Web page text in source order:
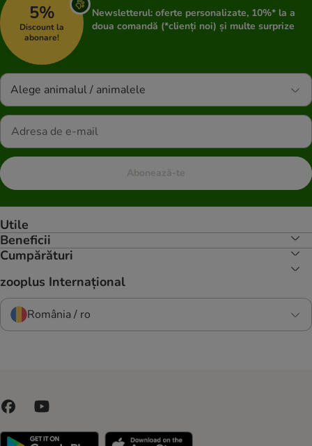
5%
Discount la
abonare!
Newsletterul: oferte personalizate, 10%* la a
doua comandă (*clienți noi) și multe surprize
Alege animalul / animalele
Abonează-te
Utile
Beneficii
Cumpărături
zooplus Internațional
România / ro